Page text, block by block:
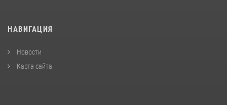
НАВИГАЦИЯ
Новости
Карта сайта